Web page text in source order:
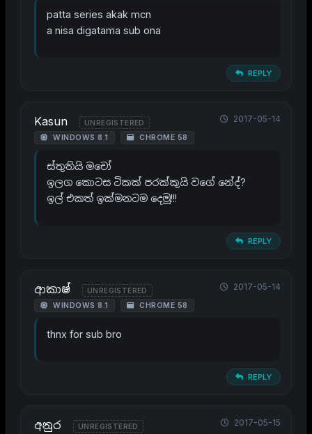
patta series akak mcn
a nisa digatama sub ona
REPLY
Kasun UNREGISTERED
WINDOWS 8.1 CHROME 58
2017-05-14
ස්තුතියි මචෝ
ඉලග කොටස ටිකක් පරක්කුයි වගේ නේද්?
ඉල් එකත් ඉක්මනටම දෙමු!!!
REPLY
ආකාෂ් UNREGISTERED
WINDOWS 8.1 CHROME 58
2017-05-14
thnx for sub bro
REPLY
අනුර UNREGISTERED 2017-05-15